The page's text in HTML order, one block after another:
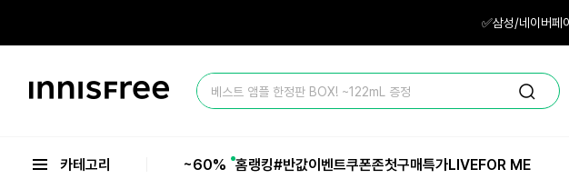
으
✅삼성/네이버페
이
베스트 앰플 한정판 BOX! ~122mL 증정
카테고리 ~60% 홈랭킹#반값이벤트쿠폰존첫구매특가LIVEFOR ME